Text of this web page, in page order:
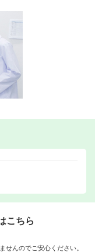
こちら
せんのでご安心ください。